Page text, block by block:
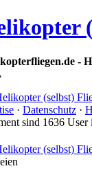
-
· Datenschutz ·
sind 1636 User